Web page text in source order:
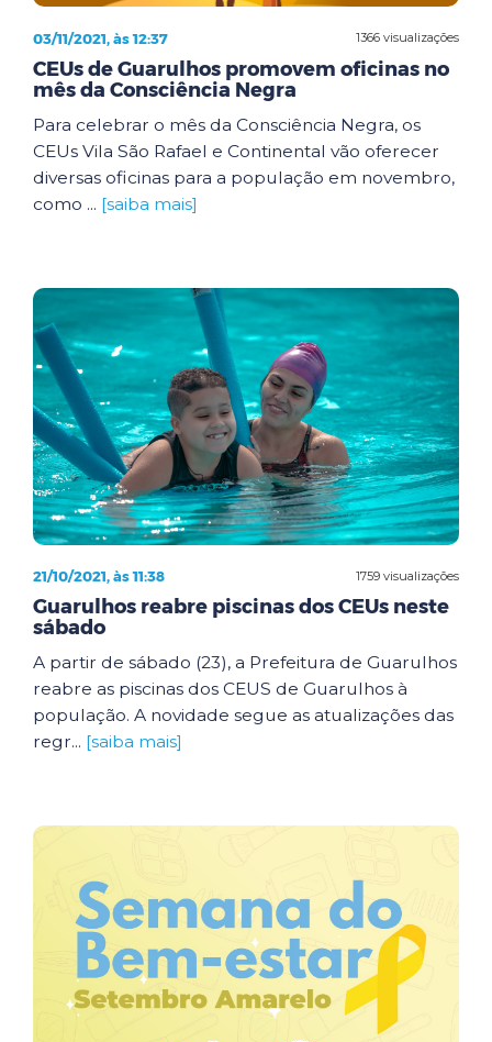
1366 visualizações
03/11/2021, às 12:37
CEUs de Guarulhos promovem oficinas no
mês da Consciência Negra
Para celebrar o mês da Consciência Negra, os
CEUs Vila São Rafael e Continental vão oferecer
diversas oficinas para a população em novembro,
como ... [saiba mais]
1759 visualizações
21/10/2021, às 11:38
Guarulhos reabre piscinas dos CEUs neste
sábado
A partir de sábado (23), a Prefeitura de Guarulhos
reabre as piscinas dos CEUS de Guarulhos à
população. A novidade segue as atualizações das
regr... [saiba mais]